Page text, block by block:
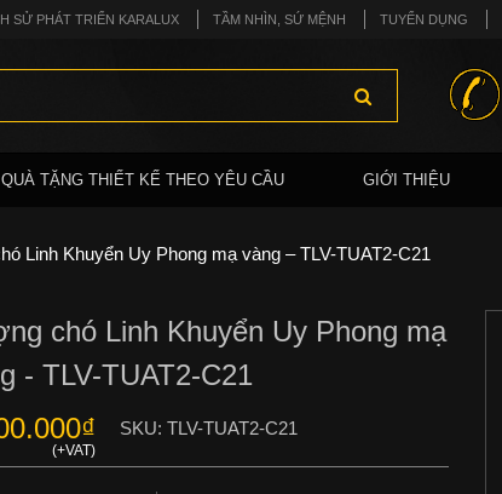
SỬ PHÁT TRIỂN KARALUX TẦM NHÌN, SỨ MỆNH TUYỂN DỤNG
QUÀ TẶNG THIẾT KẾ THEO YÊU CẦU GIỚI THIỆU
Linh Khuyển Uy Phong mạ vàng – TLV-TUAT2-C21
chó Linh Khuyển Uy Phong mạ
- TLV-TUAT2-C21
₫ SKU: TLV-TUAT2-C21